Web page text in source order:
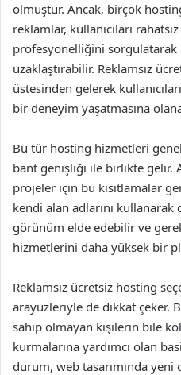
olmuştur. Ancak, birçok
reklamlar, kullanıcıları
profesyonelliğini
uzaklaştırabilir. Reklamsız
üstesinden gelerek
bir deneyim yaşatmasına
Bu tür hosting hizmetleri
bant genişliği ile birlikte gelir.
projeler için bu kısıtlamalar
kendi alan adlarını
görünüm elde edebilir ve
hizmetlerini daha yüksek bir
Reklamsız ücretsiz hosting
arayüzleriyle de dikkat çeker.
sahip olmayan kişilerin bile
kurmalarına yardımcı olan
durum, web tasarımında